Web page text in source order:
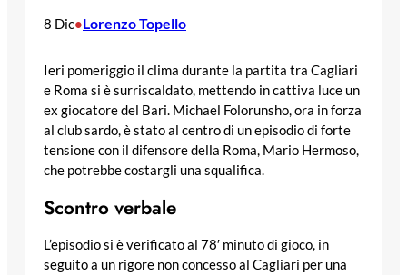
8 Dic•Lorenzo Topello
Ieri pomeriggio il clima durante la partita tra Cagliari
e Roma si è surriscaldato, mettendo in cattiva luce un
ex giocatore del Bari. Michael Folorunsho, ora in forza
al club sardo, è stato al centro di un episodio di forte
tensione con il difensore della Roma, Mario Hermoso,
che potrebbe costargli una squalifica.
Scontro verbale
L’episodio si è verificato al 78′ minuto di gioco, in
seguito a un rigore non concesso al Cagliari per una